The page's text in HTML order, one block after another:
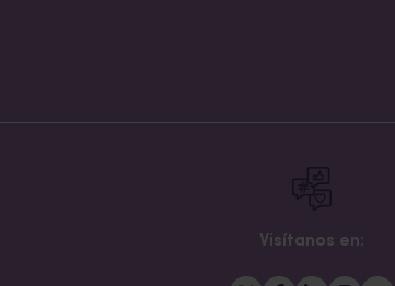
Visítanos en: